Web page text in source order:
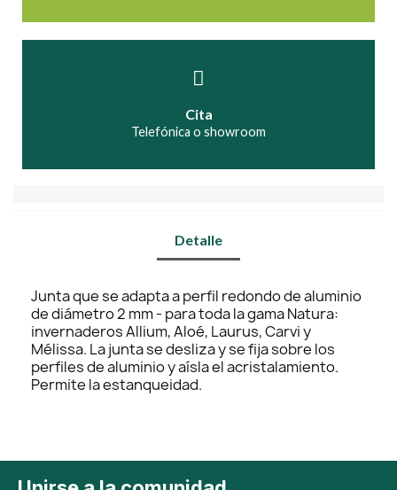
Cita
Telefónica o showroom
Detalle
Junta que se adapta a perfil redondo de aluminio
de diámetro 2 mm - para toda la gama Natura:
invernaderos Allium, Aloé, Laurus, Carvi y
Mélissa. La junta se desliza y se fija sobre los
perfiles de aluminio y aísla el acristalamiento.
Permite la estanqueidad.